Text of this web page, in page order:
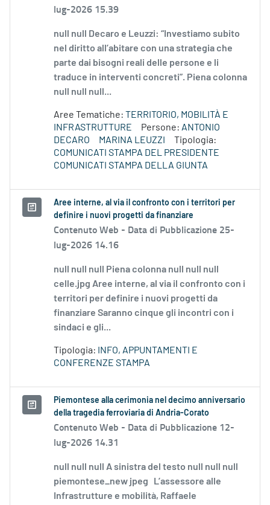
lug-2026 15.39
null null Decaro e Leuzzi: “Investiamo subito
nel diritto all’abitare con una strategia che
parte dai bisogni reali delle persone e li
traduce in interventi concreti”. Piena colonna
null null null...
Aree Tematiche: TERRITORIO, MOBILITÀ E
INFRASTRUTTURE
Persone: ANTONIO
DECARO
MARINA LEUZZI
Tipologia:
COMUNICATI STAMPA DEL PRESIDENTE
COMUNICATI STAMPA DELLA GIUNTA
Aree interne, al via il confronto con i territori per
definire i nuovi progetti da finanziare
Contenuto Web - Data di Pubblicazione 25-
lug-2026 14.16
null null null Piena colonna null null null
celle.jpg Aree interne, al via il confronto con i
territori per definire i nuovi progetti da
finanziare Saranno cinque gli incontri con i
sindaci e gli...
Tipologia:
INFO, APPUNTAMENTI E
CONFERENZE STAMPA
Piemontese alla cerimonia nel decimo anniversario
della tragedia ferroviaria di Andria-Corato
Contenuto Web - Data di Pubblicazione 12-
lug-2026 14.31
null null null A sinistra del testo null null null
piemontese_new jpeg L’assessore alle
Infrastrutture e mobilità, Raffaele